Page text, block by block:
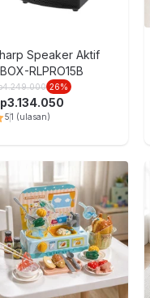
Speaker Aktif
RLPRO15B
4.249.000 26%
3.134.050
51 (ulasan)